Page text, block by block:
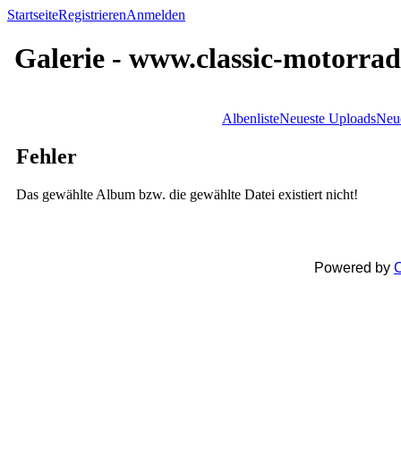
StartseiteRegistrierenAnmelden
Galerie - www.classic-
AlbenlisteNeueste Uploads
Fehler
Das gewählte Album bzw. die gewählte Datei existiert nicht!
Powered by